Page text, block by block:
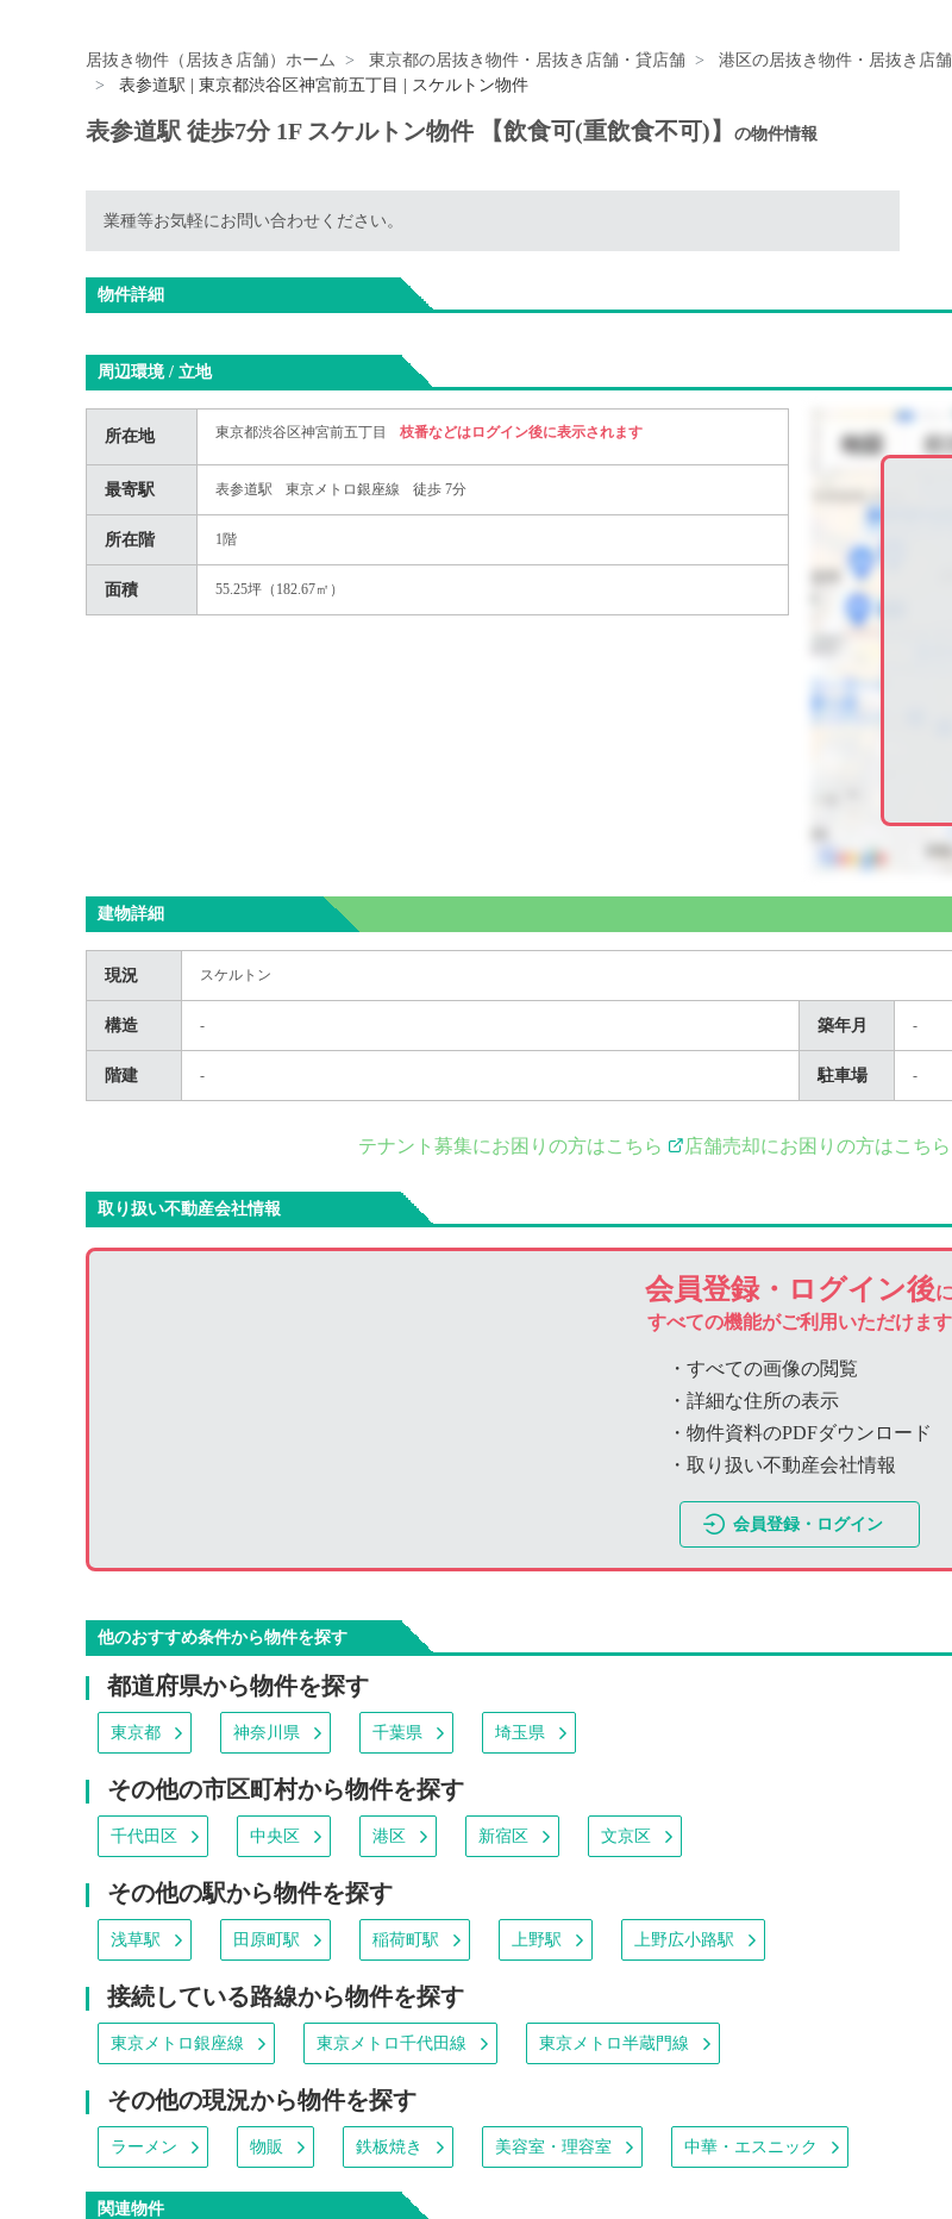
居抜き物件（居抜き店舗）ホーム 東京都の居抜き物件・居抜き店舗・貸店舗 港区の居抜き物件・居抜き店
表参道駅 | 東京都渋谷区神宮前五丁目 | スケルトン物件
表参道駅 徒歩7分 1F スケルトン物件 【飲食可(重飲食不可)】 の物件情報
業種等お気軽にお問い合わせください。
物件詳細
周辺環境 / 立地
所在地 東京都渋谷区神宮前五丁目 枝番などはログイン後に表示されます
最寄駅 表参道駅 東京メトロ銀座線 徒歩 7分
所在階 1階
面積 55.25坪（182.67㎡）
建物詳細
現況 スケルトン
構造 - 築年月 -
階建 - 駐車場 -
テナント募集にお困りの方はこちら 店舗売却にお困りの方はこちら
取り扱い不動産会社情報
会員登録・ログイン後に
すべての機能がご利用いただけます
・すべての画像の閲覧
・詳細な住所の表示
・物件資料のPDFダウンロード
・取り扱い不動産会社情報
会員登録・ログイン
他のおすすめ条件から物件を探す
都道府県から物件を探す
東京都 神奈川県 千葉県 埼玉県
その他の市区町村から物件を探す
千代田区 中央区 港区 新宿区 文京区
その他の駅から物件を探す
浅草駅 田原町駅 稲荷町駅 上野駅 上野広小路駅
接続している路線から物件を探す
東京メトロ銀座線 東京メトロ千代田線 東京メトロ半蔵門線
その他の現況から物件を探す
ラーメン 物販 鉄板焼き 美容室・理容室 中華・エスニック
関連物件